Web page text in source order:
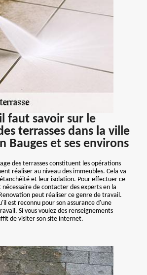
faut savoir sur le
terrasses dans la ville
Bauges et ses environs
des terrasses constituent les opérations
réaliser au niveau des immeubles. Cela va
et leur isolation. Pour effectuer ce
de contacter des experts en la
peut réaliser ce genre de travail.
est reconnu pour son assurance d'une
Si vous voulez des renseignements
de visiter son site internet.